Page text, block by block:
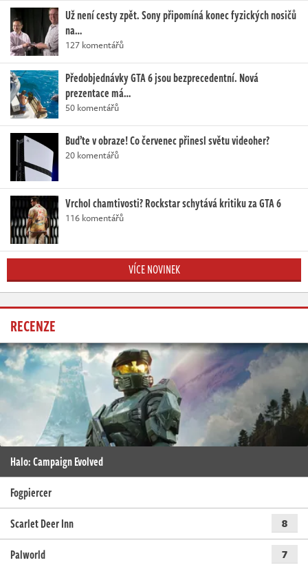
Už není cesty zpět. Sony připomíná konec fyzických nosičů
na…
127 komentářů
Předobjednávky GTA 6 jsou bezprecedentní. Nová
prezentace má…
50 komentářů
Buďte v obraze! Co červenec přinesl světu videoher?
20 komentářů
Vrchol chamtivosti? Rockstar schytává kritiku za GTA 6
116 komentářů
VÍCE NOVINEK
RECENZE
Halo: Campaign Evolved
Fogpiercer
Scarlet Deer Inn
8
Palworld 7